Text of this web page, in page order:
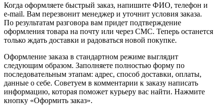
Когда оформляете быстрый заказ, напишите ФИО, телефон и
e-mail. Вам перезвонит менеджер и уточнит условия заказа.
По результатам разговора вам придет подтверждение
оформления товара на почту или через СМС. Теперь останется
только ждать доставки и радоваться новой покупке.
Оформление заказа в стандартном режиме выглядит
следующим образом. Заполняете полностью форму по
последовательным этапам: адрес, способ доставки, оплаты,
данные о себе. Советуем в комментарии к заказу написать
информацию, которая поможет курьеру вас найти. Нажмите
кнопку «Оформить заказ».